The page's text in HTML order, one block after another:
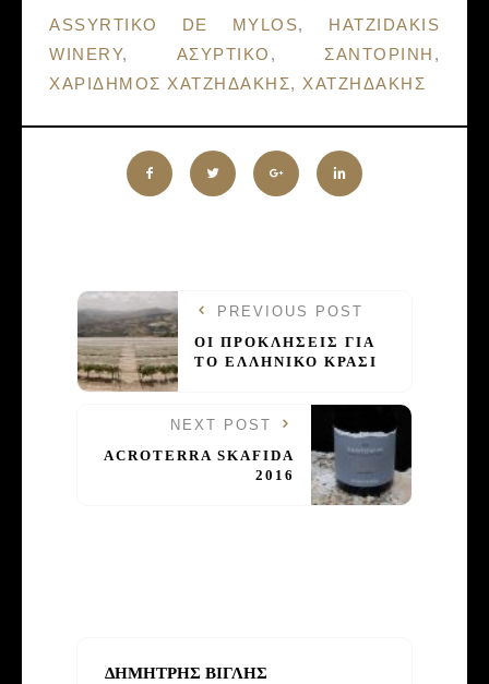
Tags:
ASSYRTIKO DE MYLOS, HATZIDAKIS
WINERY, ΑΣΥΡΤΙΚΟ , ΣΑΝΤΟΡΙΝΗ ,
ΧΑΡΙΔΗΜΟΣ ΧΑΤΖΗΔΑΚΗΣ, ΧΑΤΖΗΔΑΚΗΣ
PREVIOUS POST
ΟΙ ΠΡΟΚΛΗΣΕΙΣ ΓΙΑ
ΤΟ ΕΛΛΗΝΙΚΟ ΚΡΑΣΙ
NEXT POST
ACROTERRA SKAFIDA
2016
ΔΗΜΗΤΡΗΣ ΒΙΓΛΗΣ